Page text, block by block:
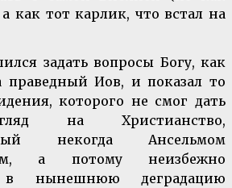
как тот карлик, что встал на
задать вопросы Богу, как
праведный Иов, и показал то
которого не смог дать
на Христианство,
некогда Ансельмом
а потому неизбежно
в нынешнюю деградацию